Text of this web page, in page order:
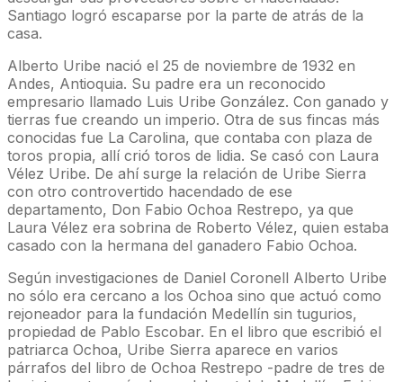
Santiago logró escaparse por la parte de atrás de la
casa.
Alberto Uribe nació el 25 de noviembre de 1932 en
Andes, Antioquia. Su padre era un reconocido
empresario llamado Luis Uribe González. Con ganado y
tierras fue creando un imperio. Otra de sus fincas más
conocidas fue La Carolina, que contaba con plaza de
toros propia, allí crió toros de lidia. Se casó con Laura
Vélez Uribe. De ahí surge la relación de Uribe Sierra
con otro controvertido hacendado de ese
departamento, Don Fabio Ochoa Restrepo, ya que
Laura Vélez era sobrina de Roberto Vélez, quien estaba
casado con la hermana del ganadero Fabio Ochoa.
Según investigaciones de Daniel Coronell Alberto Uribe
no sólo era cercano a los Ochoa sino que actuó como
rejoneador para la fundación Medellín sin tugurios,
propiedad de Pablo Escobar. En el libro que escribió el
patriarca Ochoa, Uribe Sierra aparece en varios
párrafos del libro de Ochoa Restrepo -padre de tres de